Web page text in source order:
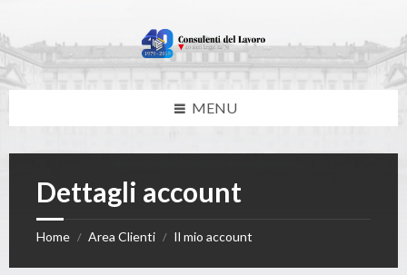
content
left
sidebar
footer
MENU
Dettagli account
Home / Area Clienti / Il mio account